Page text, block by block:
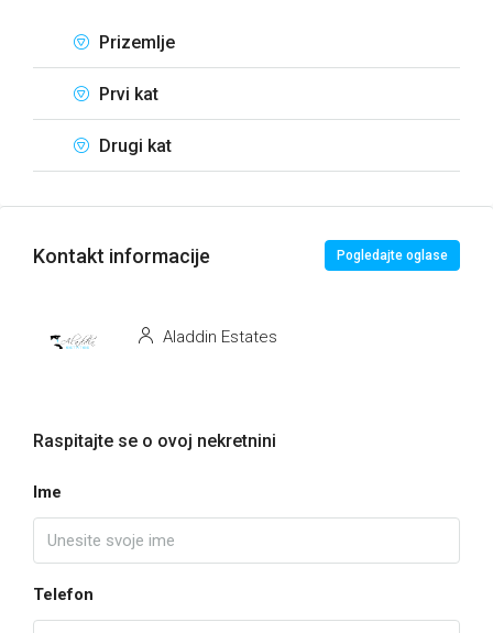
Prizemlje
Prvi kat
Drugi kat
Kontakt informacije Pogledajte oglase
Aladdin Estates
Raspitajte se o ovoj nekretnini
Ime
Telefon